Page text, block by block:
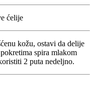
ćelije
kožu, ostavi da delije
spira mlakom
2 puta nedeljno.